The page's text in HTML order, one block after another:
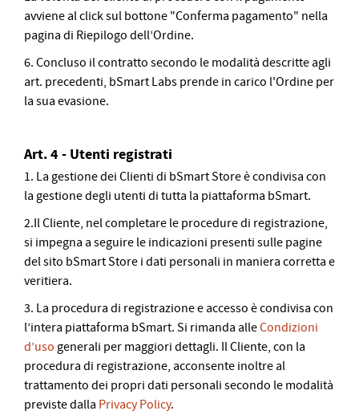
avviene al click sul bottone "Conferma pagamento" nella
pagina di Riepilogo dell’Ordine.
6. Concluso il contratto secondo le modalità descritte agli
art. precedenti, bSmart Labs prende in carico l'Ordine per
la sua evasione.
Art. 4 - Utenti registrati
1. La gestione dei Clienti di bSmart Store è condivisa con
la gestione degli utenti di tutta la piattaforma bSmart.
2.Il Cliente, nel completare le procedure di registrazione,
si impegna a seguire le indicazioni presenti sulle pagine
del sito bSmart Store i dati personali in maniera corretta e
veritiera.
3. La procedura di registrazione e accesso è condivisa con
l’intera piattaforma bSmart. Si rimanda alleCondizioni
d’uso generali per maggiori dettagli. Il Cliente, con la
procedura di registrazione, acconsente inoltre al
trattamento dei propri dati personali secondo le modalità
previste dalla Privacy Policy.